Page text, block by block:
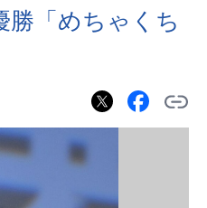
勝「めちゃくち